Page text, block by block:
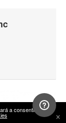
a consentir a sua ×